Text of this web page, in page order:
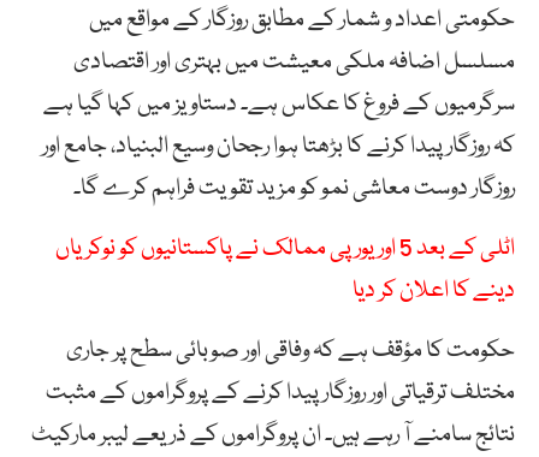
حکومتی اعداد و شمار کے مطابق روزگار کے مواقع میں
مسلسل اضافہ ملکی معیشت میں بہتری اور اقتصادی
سرگرمیوں کے فروغ کا عکاس ہے۔ دستاویز میں کہا گیا ہے
کہ روزگار پیدا کرنے کا بڑھتا ہوا رجحان وسیع البنیاد، جامع اور
روزگار دوست معاشی نمو کو مزید تقویت فراہم کرے گا۔
اٹلی کے بعد 5 اور یورپی ممالک نے پاکستانیوں کو نوکریاں
دینے کا اعلان کر دیا
حکومت کا مؤقف ہے کہ وفاقی اور صوبائی سطح پر جاری
مختلف ترقیاتی اور روزگار پیدا کرنے کے پروگراموں کے مثبت
نتائج سامنے آ رہے ہیں۔ ان پروگراموں کے ذریعے لیبر مارکیٹ